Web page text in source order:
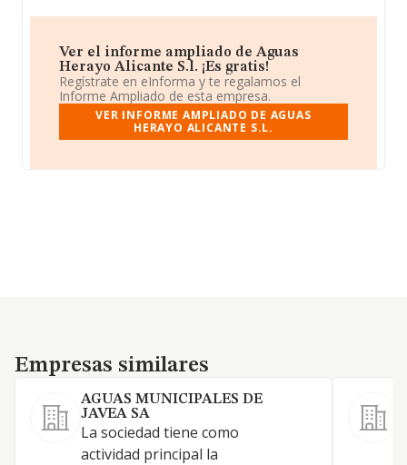
Ver el informe ampliado de Aguas
Herayo Alicante S.l. ¡Es gratis!
Regístrate en eInforma y te regalamos el
Informe Ampliado de esta empresa.
VER INFORME AMPLIADO DE AGUAS
HERAYO ALICANTE S.L.
Empresas similares
Empresas similares
AGUAS MUNICIPALES DE
JAVEA SA
La sociedad tiene como
actividad principal la